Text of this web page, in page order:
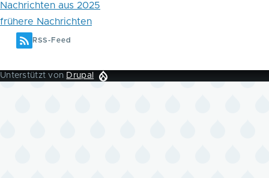
Nachrichten aus 2025
frühere Nachrichten
RSS-Feed
Unterstützt von Drupal